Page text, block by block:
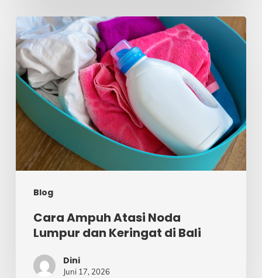
Blog
Cara
Ampuh
Atasi
Noda
Lumpur
dan
Keringat
di
Cara Ampuh Atasi Noda
Lumpur dan Keringat di Bali
Dini
Juni 17, 2026